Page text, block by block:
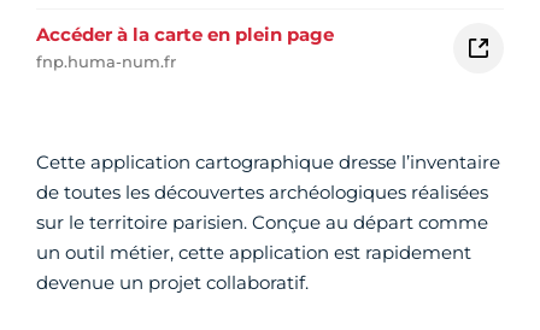
Accéder à la carte en plein page
fnp.huma-num.fr
Cette application cartographique dresse l’inventaire
de toutes les découvertes archéologiques réalisées
sur le territoire parisien. Conçue au départ comme
un outil métier, cette application est rapidement
devenue un projet collaboratif.